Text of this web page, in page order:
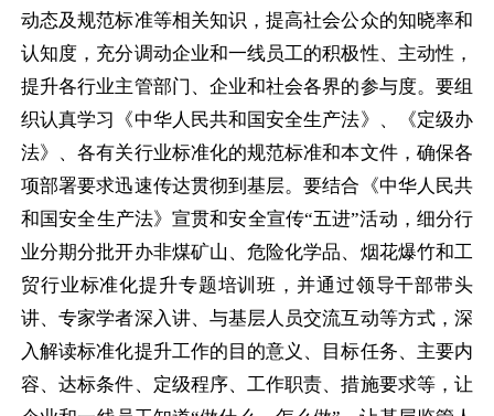
动态及规范标准等相关知识，提高社会公众的知晓率和
认知度，充分调动企业和一线员工的积极性、主动性，
提升各行业主管部门、企业和社会各界的参与度。要组
织认真学习《中华人民共和国安全生产法》、《定级办
法》、各有关行业标准化的规范标准和本文件，确保各
项部署要求迅速传达贯彻到基层。要结合《中华人民共
和国安全生产法》宣贯和安全宣传“五进”活动，细分行
业分期分批开办非煤矿山、危险化学品、烟花爆竹和工
贸行业标准化提升专题培训班，并通过领导干部带头
讲、专家学者深入讲、与基层人员交流互动等方式，深
入解读标准化提升工作的目的意义、目标任务、主要内
容、达标条件、定级程序、工作职责、措施要求等，让